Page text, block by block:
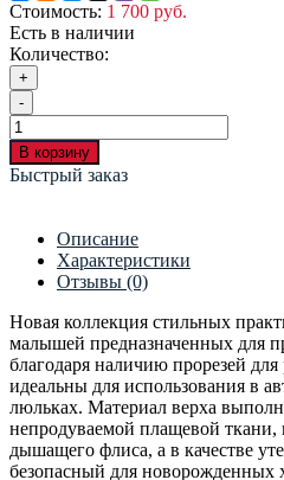
Стоимость: 1 700 руб.
Есть в наличии
Количество:
+
-
В корзину
Быстрый заказ
Описание
Характеристики
Отзывы (0)
Новая коллекция стильных
малышей предназначенных для
благодаря наличию прорезей для
идеальны для использования в
люльках. Материал верха
непродуваемой плащевой ткани,
дышащего флиса, а в качестве
безопасный для новорожденных